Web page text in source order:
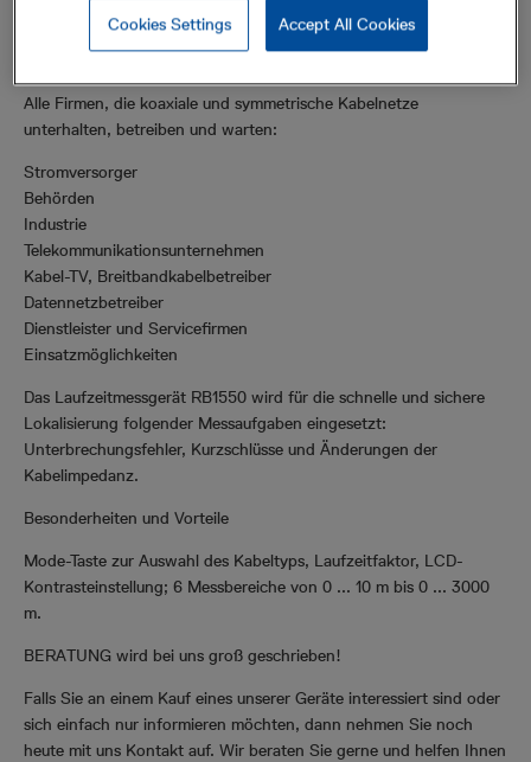
stehende Kabel
Alle Firmen, die koaxiale und symmetrische Kabelnetze
unterhalten, betreiben und warten:
Stromversorger
Behörden
Industrie
Telekommunikationsunternehmen
Kabel-TV, Breitbandkabelbetreiber
Datennetzbetreiber
Dienstleister und Servicefirmen
Einsatzmöglichkeiten
Das Laufzeitmessgerät RB1550 wird für die schnelle und sichere
Lokalisierung folgender Messaufgaben eingesetzt:
Unterbrechungsfehler, Kurzschlüsse und Änderungen der
Kabelimpedanz.
Besonderheiten und Vorteile
Mode-Taste zur Auswahl des Kabeltyps, Laufzeitfaktor, LCD-
Kontrasteinstellung; 6 Messbereiche von 0 ... 10 m bis 0 ... 3000
m.
BERATUNG wird bei uns groß geschrieben!
Falls Sie an einem Kauf eines unserer Geräte interessiert sind oder
sich einfach nur informieren möchten, dann nehmen Sie noch
heute mit uns Kontakt auf. Wir beraten Sie gerne und helfen Ihnen
Accept All Cookies
Cookies Settings